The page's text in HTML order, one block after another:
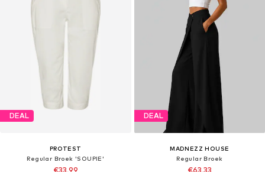
DEAL
PROTEST
Regular Broek 'SOUPIE'
€33,99
DEAL
MADNEZZ HOUSE
Regular Broek
€63,33